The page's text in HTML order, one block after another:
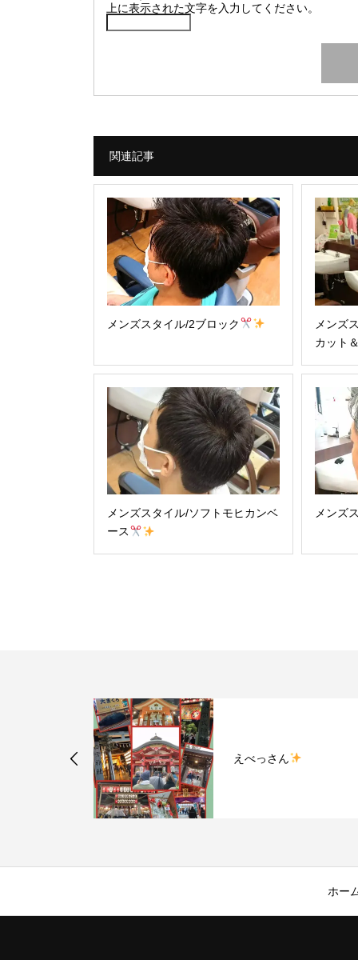
上に表示された文字を入力してください。
関連記事
メンズスタイル/2ブロック
メンズ
カット
メンズスタイル/ソフトモヒカンベ
ース
メンズ
えべっさん
ホー